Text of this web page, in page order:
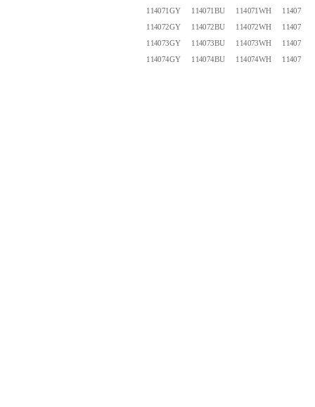
114071GY
114071BU 114071WH
114071BK
114072GY
114072BU 114072WH
114072BK
114073GY
114073BU 114073WH
114073BK
114074GY
114074BU 114074WH 114074BK